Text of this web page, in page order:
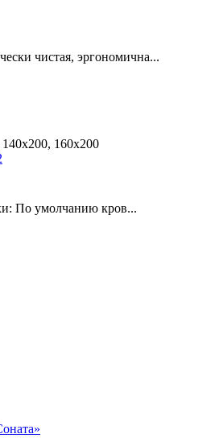
чистая, эргономична...
160x200
По умолчанию кров...